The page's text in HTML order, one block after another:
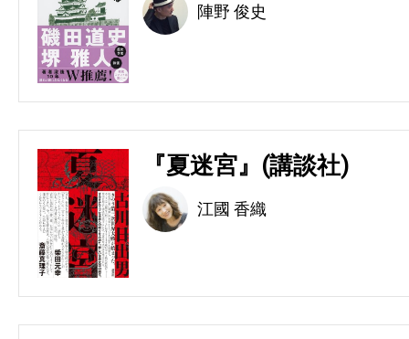
陣野 俊史
『夏迷宮』(講談社)
江國 香織